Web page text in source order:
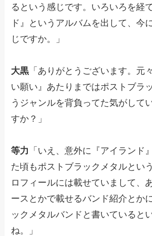
るという感じです。いろいろを経
ド』というアルバムを出して、今
じですか。」
大黒 「ありがとうございます。元
い願い』あたりまではポストブラ
うジャンルを背負ってた気がして
すか？」
等力 「いえ、意外に『アイランド
た頃もポストブラックメタルとい
ロフィールには載せていまして、
ースとかで載せるバンド紹介とか
ックメタルバンドと書いていると
ね。」